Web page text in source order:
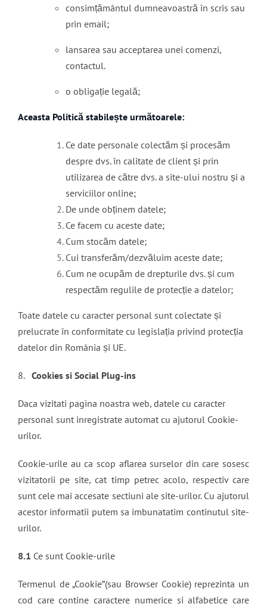
consimțământul dumneavoastră în scris sau
prin email;
lansarea sau acceptarea unei comenzi,
contactul.
o obligație legală;
Aceasta Politică stabilește următoarele:
Ce date personale colectăm și procesăm
despre dvs. în calitate de client și prin
utilizarea de către dvs. a site-ului nostru și a
serviciilor online;
De unde obținem datele;
Ce facem cu aceste date;
Cum stocăm datele;
Cui transferăm/dezvăluim aceste date;
Cum ne ocupăm de drepturile dvs. și cum
respectăm regulile de protecție a datelor;
Toate datele cu caracter personal sunt colectate și
prelucrate în conformitate cu legislația privind protecția
datelor din România și UE.
8. Cookies si Social Plug-ins
Daca vizitati pagina noastra web, datele cu caracter
personal sunt inregistrate automat cu ajutorul Cookie-
urilor.
Cookie-urile au ca scop aflarea surselor din care sosesc
vizitatorii pe site, cat timp petrec acolo, respectiv care
sunt cele mai accesate sectiuni ale site-urilor. Cu ajutorul
acestor informatii putem sa imbunatatim continutul site-
urilor.
8.1 Ce sunt Cookie-urile
Termenul de „Cookie”(sau Browser Cookie) reprezinta un
cod care contine caractere numerice si alfabetice care